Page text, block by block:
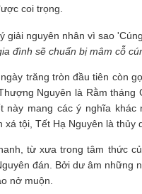
coi trọng.
đình sẽ chuẩn bị mâm cỗ
trăng tròn đầu tiên còn
Nguyên là Rằm
này mang các ý nghĩa
tội, Tết Hạ Nguyên là thủy
từ xưa trong tâm thức
đán. Bởi dư âm những
nở muộn.